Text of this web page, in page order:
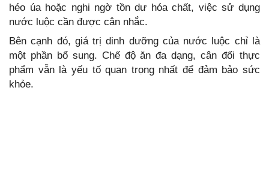
héo úa hoặc nghi ngờ tồn dư hóa chất, việc sử dụng
nước luộc cần được cân nhắc.
Bên cạnh đó, giá trị dinh dưỡng của nước luộc chỉ là
một phần bổ sung. Chế độ ăn đa dạng, cân đối thực
phẩm vẫn là yếu tố quan trọng nhất để đảm bảo sức
khỏe.